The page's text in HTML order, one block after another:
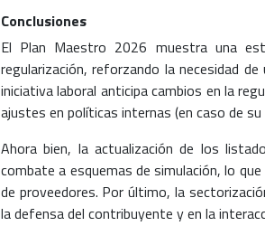
Conclusiones
El Plan Maestro 2026 muestra una
regularización, reforzando la necesidad
iniciativa laboral anticipa cambios en la
ajustes en políticas internas (en caso de su
Ahora bien, la actualización de los
combate a esquemas de simulación, lo
de proveedores. Por último, la
la defensa del contribuyente y en la